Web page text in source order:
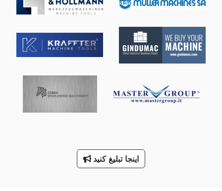
Ra 630
V تيغه
اره مدور برای چوب
اره نواری قابل حمل
تخلیه غلات
راه آهن جرثقیل
اینجا تبلیغ کنید